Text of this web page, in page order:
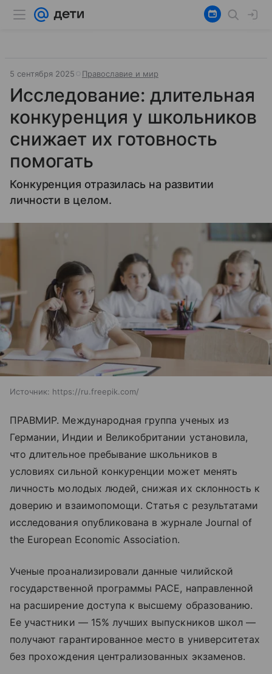
5 сентября 2025 Православие и мир
Исследование: длительная
конкуренция у школьников
снижает их готовность
помогать
Конкуренция отразилась на развитии
личности в целом.
Источник: https://ru.freepik.com/
ПРАВМИР. Международная группа ученых из
Германии, Индии и Великобритании установила,
что длительное пребывание школьников в
условиях сильной конкуренции может менять
личность молодых людей, снижая их склонность к
доверию и взаимопомощи. Статья с результатами
исследования опубликована в журнале Journal of
the European Economic Association.
Ученые проанализировали данные чилийской
государственной программы PACE, направленной
на расширение доступа к высшему образованию.
Ее участники — 15% лучших выпускников школ —
получают гарантированное место в университетах
без прохождения централизованных экзаменов.